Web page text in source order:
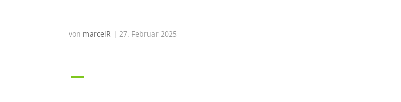
von marcelR |27. Februar 2025
A